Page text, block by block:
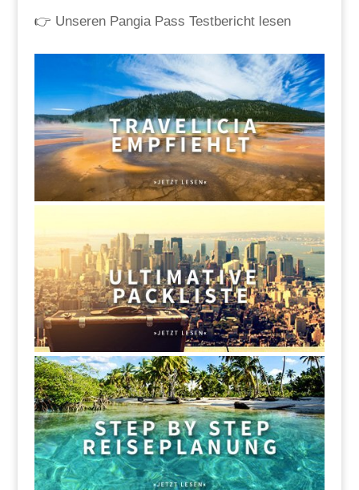
👉 Unseren Pangia Pass Testbericht lesen